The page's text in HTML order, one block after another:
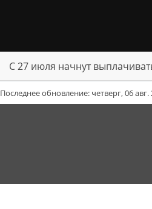
С 27 июля начнут
Последнее обновление: четверг, 06 авг.